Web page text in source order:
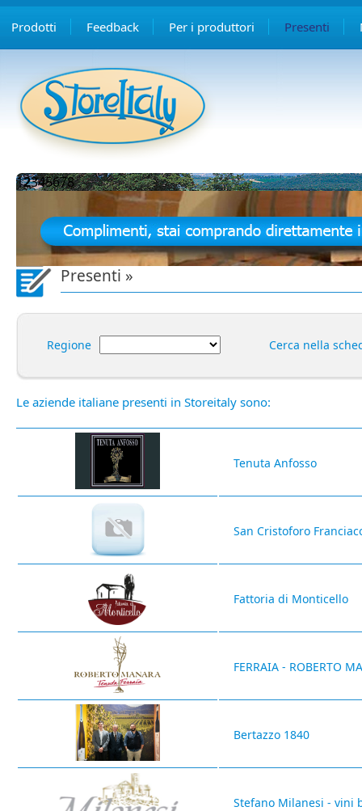
Prodotti Feedback Per i produttori Presenti
12345678
Presenti »
Regione Cerca nella
Le aziende italiane presenti in Storeitaly sono:
Tenuta Anfosso
San Cristoforo
Fattoria di Monticello
FERRAIA - ROBERTO
Bertazzo 1840
Stefano Milanesi - vini